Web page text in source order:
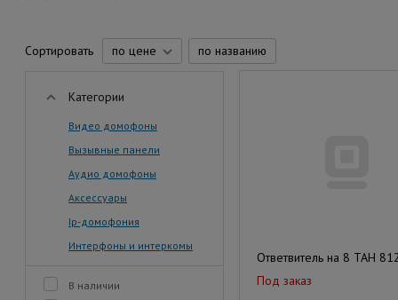
Сортировать по цене по названию
Категории
Видео домофоны
Вызывные панели
Аудио домофоны
Аксессуары
Ip-домофония
Интерфоны и интеркомы
В наличии
Ответвитель на 8 TAH
Под заказ